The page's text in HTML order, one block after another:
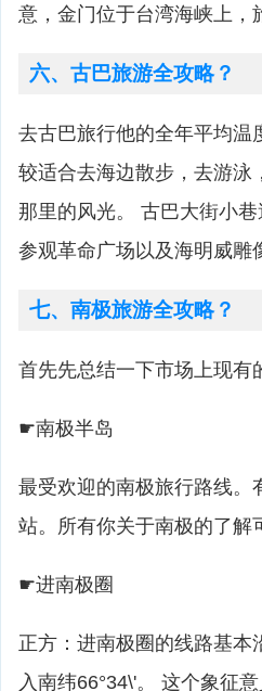
意，金门位于台湾海峡上，
六、古巴旅游全攻略？
去古巴旅行他的全年平均温
较适合去海边散步，去游泳
那里的风光。 古巴大街小
参观革命广场以及海明威雕
七、南极旅游全攻略？
首先先总结一下市场上现有
☛南极半岛
最受欢迎的南极旅行路线。
站。所有你关于南极的了解
☛进南极圈
正方：进南极圈的线路基
入南纬66°34\'。 这个象征